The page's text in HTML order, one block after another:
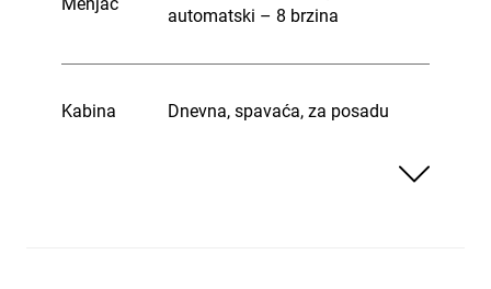
automatski – 8 brzina
Kabina Dnevna, spavaća, za posadu